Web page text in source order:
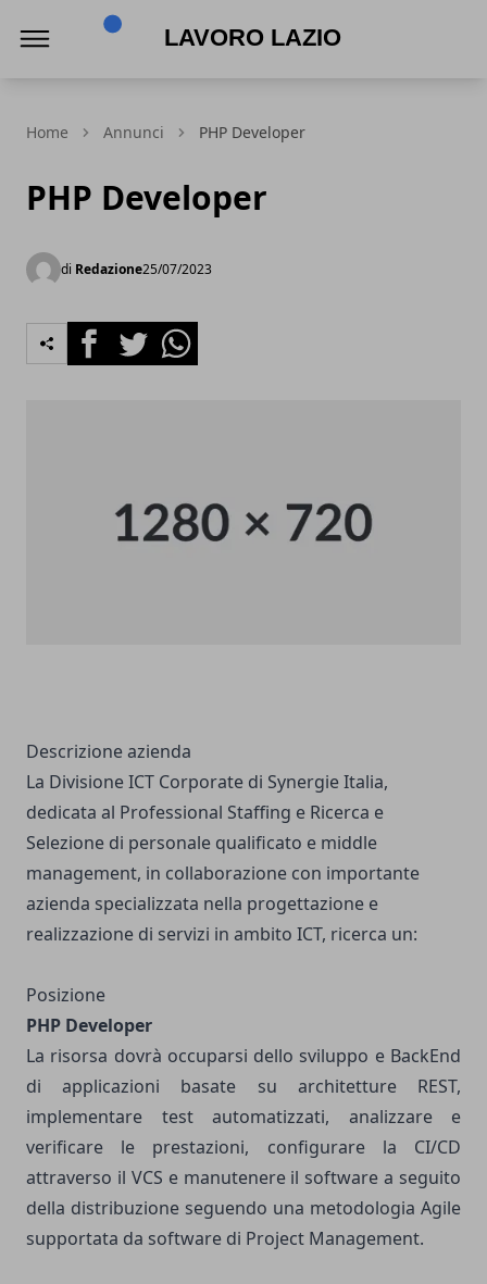
Home Annunci PHP Developer
PHP Developer
di Redazione25/07/2023
FacebookTwitterWhatsapp
Descrizione azienda
La Divisione ICT Corporate di Synergie Italia,
dedicata al Professional Staffing e Ricerca e
Selezione di personale qualificato e middle
management, in collaborazione con importante
azienda specializzata nella progettazione e
realizzazione di servizi in ambito ICT, ricerca un:
Posizione
PHP Developer
La risorsa dovrà occuparsi dello sviluppo e BackEnd
di applicazioni basate su architetture REST,
implementare test automatizzati, analizzare e
verificare le prestazioni, configurare la CI/CD
attraverso il VCS e manutenere il software a seguito
della distribuzione seguendo una metodologia Agile
supportata da software di Project Management.